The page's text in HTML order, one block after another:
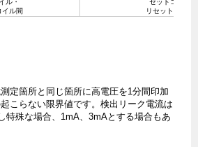
ル・
イル間
セットコイル
リセットコイル
定箇所と同じ箇所に高電圧を1分間印加
こらない限界値です。検出リーク電流は
特殊な場合、1mA、3mAとする場合もあ